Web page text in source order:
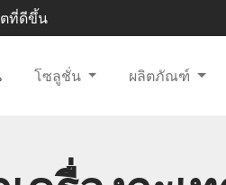
ตที่ดีขึ้น
โซลูชั่น ผลิตภัณฑ์